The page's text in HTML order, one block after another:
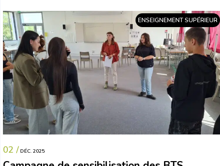
ENSEIGNEMENT SUPÉRIEUR
02 / DÉC. 2025